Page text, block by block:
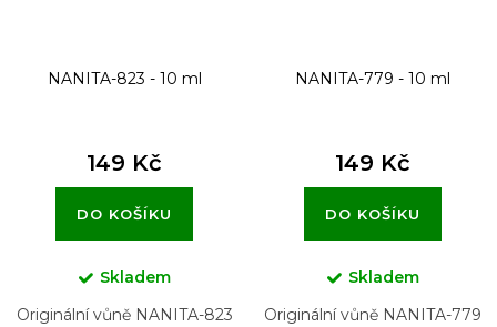
NANITA-823 - 10 ml
149 Kč
DO KOŠÍKU
Skladem
Originální vůně NANITA-823
NANITA-779 - 10 ml
149 Kč
DO KOŠÍKU
Skladem
Originální vůně NANITA-779